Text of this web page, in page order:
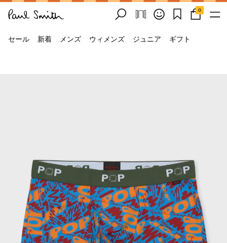
0
セール 新着 メンズ ウィメンズ ジュニア ギフト